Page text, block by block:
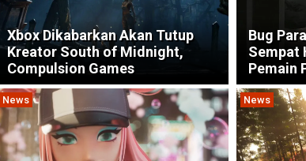
Xbox Dikabarkan Akan Tutup
Kreator South of Midnight,
Compulsion Games
Bug
Sempat
Pemain
News News